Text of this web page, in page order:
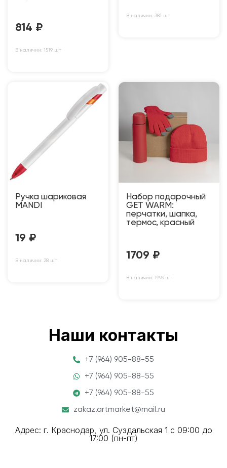
814 ₽
В наличии: 1519 шт
В наличии: 381 шт
Ручка шариковая
MANDI
19 ₽
В наличии: 28 шт
Набор подарочный
GET WARM:
перчатки, шапка,
термос, красный
1709 ₽
В наличии: 1993 шт
Наши контакты
+7 (964) 905-88-55
+7 (964) 905-88-55
+7 (964) 905-88-55
zakaz.artmarket@mail.ru
Адрес: г. Краснодар, ул. Суздальская 1 с 09:00 до
17:00 (пн-пт)